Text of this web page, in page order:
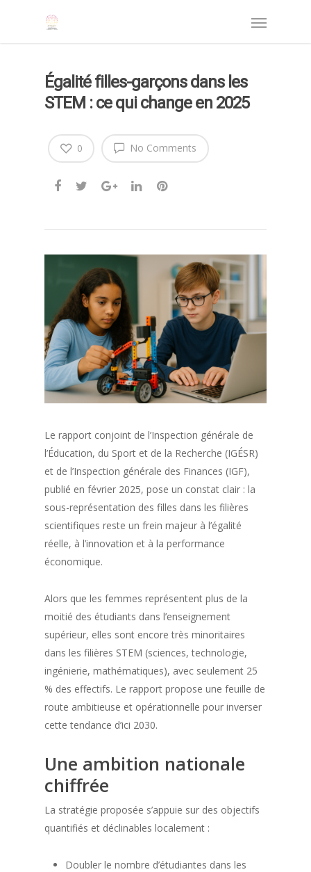
Égalité filles-garçons dans les
STEM : ce qui change en 2025
No Comments
0
Le rapport conjoint de l’Inspection générale de
l’Éducation, du Sport et de la Recherche (IGÉSR)
et de l’Inspection générale des Finances (IGF),
publié en février 2025, pose un constat clair : la
sous-représentation des filles dans les filières
scientifiques reste un frein majeur à l’égalité
réelle, à l’innovation et à la performance
économique.
Alors que les femmes représentent plus de la
moitié des étudiants dans l’enseignement
supérieur, elles sont encore très minoritaires
dans les filières STEM (sciences, technologie,
ingénierie, mathématiques), avec seulement 25
% des effectifs. Le rapport propose une feuille de
route ambitieuse et opérationnelle pour inverser
cette tendance d’ici 2030.
Une ambition nationale
chiffrée
La stratégie proposée s’appuie sur des objectifs
quantifiés et déclinables localement :
Doubler le nombre d’étudiantes dans les